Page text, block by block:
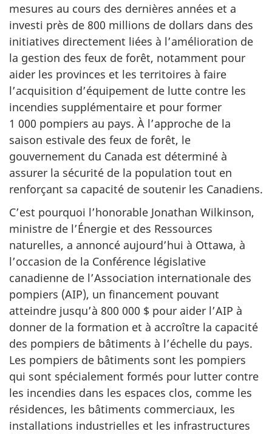
mesures au cours des dernières années et a
investi près de 800 millions de dollars dans des
initiatives directement liées à l’amélioration de
la gestion des feux de forêt, notamment pour
aider les provinces et les territoires à faire
l’acquisition d’équipement de lutte contre les
incendies supplémentaire et pour former
1 000 pompiers au pays. À l’approche de la
saison estivale des feux de forêt, le
gouvernement du Canada est déterminé à
assurer la sécurité de la population tout en
renforçant sa capacité de soutenir les Canadiens.
C’est pourquoi l’honorable Jonathan Wilkinson,
ministre de l’Énergie et des Ressources
naturelles, a annoncé aujourd’hui à Ottawa, à
l’occasion de la Conférence législative
canadienne de l’Association internationale des
pompiers (AIP), un financement pouvant
atteindre jusqu’à 800 000 $ pour aider l’AIP à
donner de la formation et à accroître la capacité
des pompiers de bâtiments à l’échelle du pays.
Les pompiers de bâtiments sont les pompiers
qui sont spécialement formés pour lutter contre
les incendies dans les espaces clos, comme les
résidences, les bâtiments commerciaux, les
installations industrielles et les infrastructures